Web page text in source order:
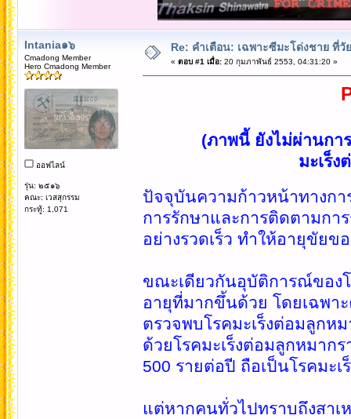
Intania๑๖
Cmadong Member
Hero Cmadong Member
ออฟไลน์
รุ่น: ๒๕๑๖
คณะ: เวสสุกรรม
กระทู้: 1,071
Re: คำเตือน: เฉพาะซีมะโด่งชาย ที่
« ตอบ #1 เมื่อ:20 กุมภาพันธ์ 2553, 04:31:20 »
(ภาพนี้ ยังไม่ผ่านกา
มะเร็
ปัจจุบันความก้าวหน้าทางกา
การรักษาและการติดตามกา
อย่างรวดเร็ว ทำให้อายุขัยข
ขณะเดียวกันอุบัติการณ์ของ
อายุที่มากขึ้นด้วย โดยเฉพา
ตรวจพบโรคมะเร็งต่อมลูกห
ด้วยโรคมะเร็งต่อมลูกหมาก
500 รายต่อปี ถือเป็นโรคมะ
แต่หากคนทั่วไปทราบถึงสาเ